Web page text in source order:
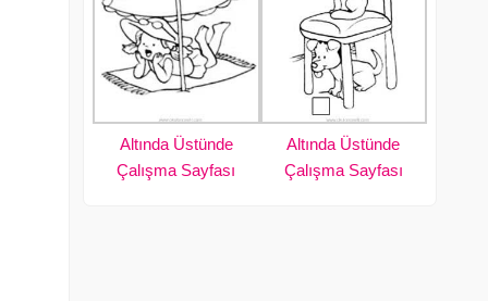
Altında Üstünde
Çalışma Sayfası
Altında Üstünde
Çalışma Sayfası